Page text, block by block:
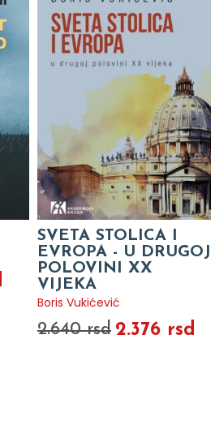
SVETA STOLICA I
EVROPA - U DRUGOJ
POLOVINI XX
VIJEKA
Boris Vukićević
2.640 rsd 2.376 rsd